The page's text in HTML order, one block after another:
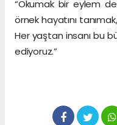
“Okumak bir eylem
örnek hayatını
Her yaştan insanı bu
ediyoruz.”